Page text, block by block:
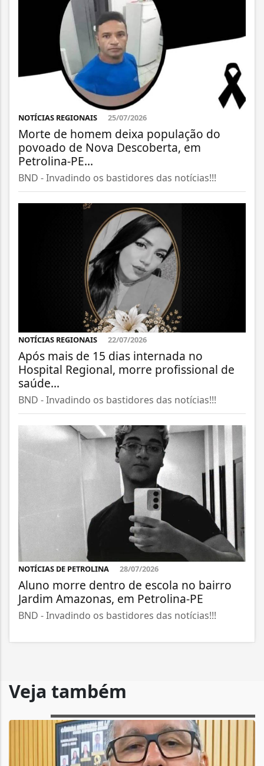
NOTÍCIAS REGIONAIS 25/07/2026
Morte de homem deixa população do
povoado de Nova Descoberta, em
Petrolina-PE...
BND - Invadindo os bastidores das notícias!!!
NOTÍCIAS REGIONAIS 22/07/2026
Após mais de 15 dias internada no
Hospital Regional, morre profissional de
saúde...
BND - Invadindo os bastidores das notícias!!!
NOTÍCIAS DE PETROLINA 28/07/2026
Aluno morre dentro de escola no bairro
Jardim Amazonas, em Petrolina-PE
BND - Invadindo os bastidores das notícias!!!
Veja também